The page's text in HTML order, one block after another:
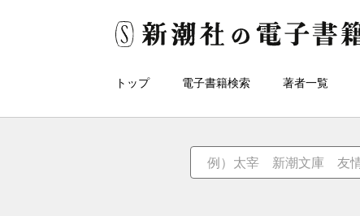
トップ 電子書籍検索 著者一覧